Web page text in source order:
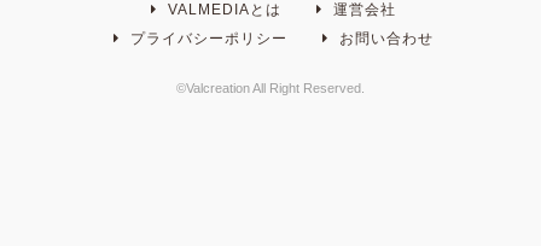
VALMEDIAとは
運営会社
プライバシーポリシー
お問い合わせ
©Valcreation All Right Reserved.